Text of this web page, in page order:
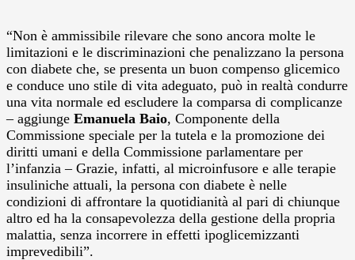
“Non è ammissibile rilevare che sono ancora molte le
limitazioni e le discriminazioni che penalizzano la persona
con diabete che, se presenta un buon compenso glicemico
e conduce uno stile di vita adeguato, può in realtà condurre
una vita normale ed escludere la comparsa di complicanze
– aggiunge Emanuela Baio, Componente della
Commissione speciale per la tutela e la promozione dei
diritti umani e della Commissione parlamentare per
l’infanzia – Grazie, infatti, al microinfusore e alle terapie
insuliniche attuali, la persona con diabete è nelle
condizioni di affrontare la quotidianità al pari di chiunque
altro ed ha la consapevolezza della gestione della propria
malattia, senza incorrere in effetti ipoglicemizzanti
imprevedibili”.